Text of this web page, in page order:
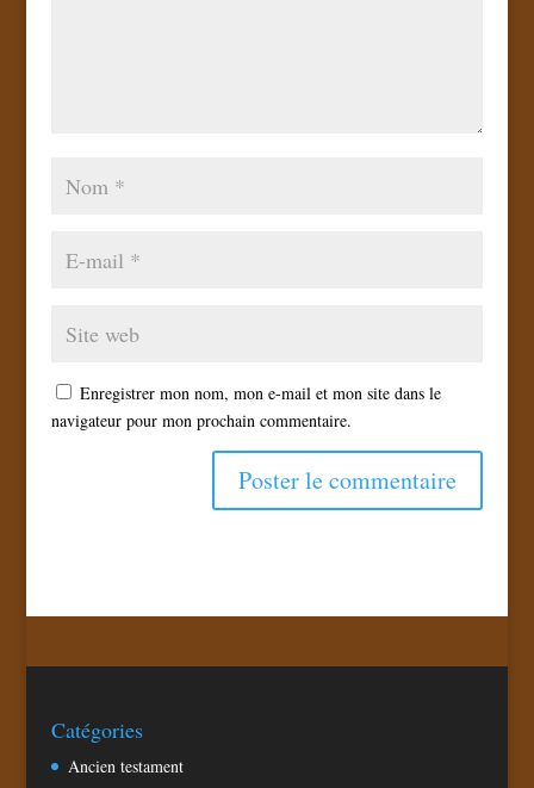
Enregistrer mon nom, mon e-mail et mon site dans le
navigateur pour mon prochain commentaire.
Catégories
Ancien testament